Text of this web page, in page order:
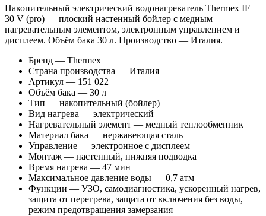
Накопительный электрический водонагреватель Thermex IF
30 V (pro) — плоский настенный бойлер с медным
нагревательным элементом, электронным управлением и
дисплеем. Объём бака 30 л. Производство — Италия.
Бренд — Thermex
Страна производства — Италия
Артикул — 151 022
Объём бака — 30 л
Тип — накопительный (бойлер)
Вид нагрева — электрический
Нагревательный элемент — медный теплообменник
Материал бака — нержавеющая сталь
Управление — электронное с дисплеем
Монтаж — настенный, нижняя подводка
Время нагрева — 47 мин
Максимальное давление воды — 0,7 атм
Функции — УЗО, самодиагностика, ускоренный нагрев,
защита от перегрева, защита от включения без воды,
режим предотвращения замерзания